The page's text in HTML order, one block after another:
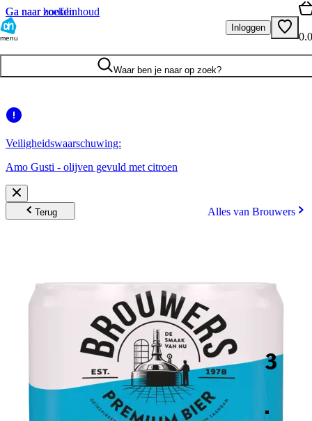
Ga naar hoofdinhoud
Ga naar zoeken
menu
Inloggen
Waar ben je naar op zoek?
Veiligheidswaarschuwing:
Amo Gusti - olijven gevuld met citroen
Terug Alles van Brouwers
3
.